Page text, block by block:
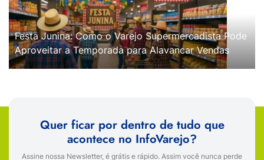
Festa Junina: Como o Varejo Supermercadista Pode
Aproveitar a Temporada para Alavancar Vendas
Quer ficar por dentro de tudo que
acontece no InfoVarejo?
Assine nossa Newsletter, é grátis e rápido. Assim você nunca perde